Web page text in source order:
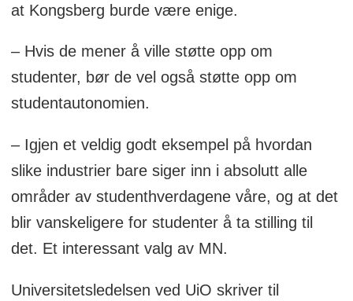
at Kongsberg burde være enige.
– Hvis de mener å ville støtte opp om
studenter, bør de vel også støtte opp om
studentautonomien.
– Igjen et veldig godt eksempel på hvordan
slike industrier bare siger inn i absolutt alle
områder av studenthverdagene våre, og at det
blir vanskeligere for studenter å ta stilling til
det. Et interessant valg av MN.
Universitetsledelsen ved UiO skriver til